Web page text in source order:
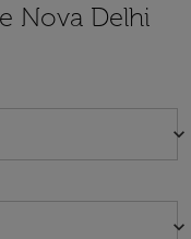
Nova Delhi
keyboard_arrow_down
keyboard_arrow_down